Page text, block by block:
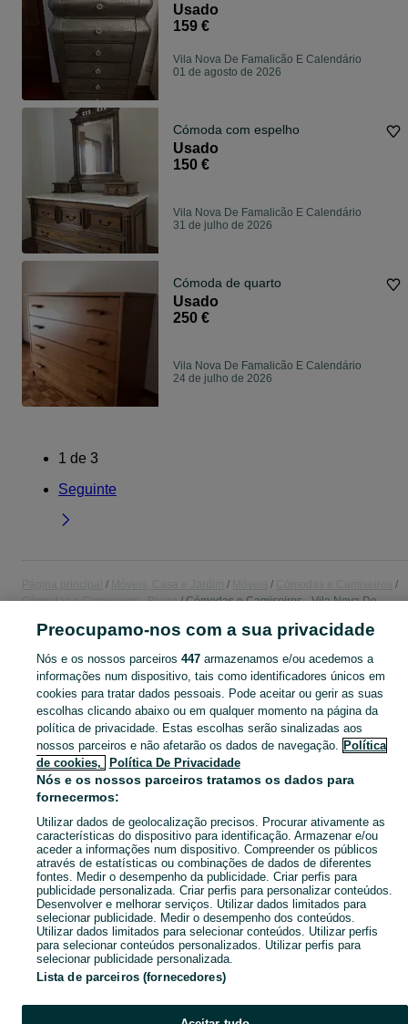
Usado
159 €
Vila Nova De Famalicão E Calendário
01 de agosto de 2026
Cómoda com espelho
Usado
150 €
Vila Nova De Famalicão E Calendário
31 de julho de 2026
Cómoda de quarto
Usado
250 €
Vila Nova De Famalicão E Calendário
24 de julho de 2026
1 de 3
Seguinte
Cómodas e Camiseiros - Braga
Cómodas e Camiseiros - Vila Nova De
CATEGORIA
Navegue pelos últimos anúncios de Cómodas e Camiseiros em no OLX Portugal. Compre e venda produtos locais com facilidade e segurança. Mostrar
Mapa do site
Mapa das freguesias
Mapa de mini-sites
Pesquisas populares
Preocupamo-nos com a sua privacidade
Nós e os nossos parceiros 447armazenamos e/ou acedemos a
informações num dispositivo, tais como identificadores únicos em
cookies para tratar dados pessoais. Pode aceitar ou gerir as suas
escolhas clicando abaixo ou em qualquer momento na página da
política de privacidade. Estas escolhas serão sinalizadas aos
nossos parceiros e não afetarão os dados de navegação. Política
de cookies,
Política De Privacidade
Nós e os nossos parceiros tratamos os dados para
fornecermos:
Utilizar dados de geolocalização precisos. Procurar ativamente as
características do dispositivo para identificação. Armazenar e/ou
aceder a informações num dispositivo. Compreender os públicos
através de estatísticas ou combinações de dados de diferentes
fontes. Medir o desempenho da publicidade. Criar perfis para
publicidade personalizada. Criar perfis para personalizar conteúdos.
Desenvolver e melhorar serviços. Utilizar dados limitados para
selecionar publicidade. Medir o desempenho dos conteúdos.
Utilizar dados limitados para selecionar conteúdos. Utilizar perfis
para selecionar conteúdos personalizados. Utilizar perfis para
selecionar publicidade personalizada.
Lista de parceiros (fornecedores)